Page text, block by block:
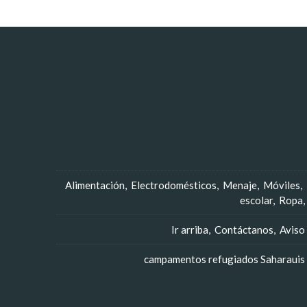
Alimentación Electrodomésticos Menaje Móviles
escolar Ropa
Ir arriba Contáctanos Aviso
campamentos refugiados